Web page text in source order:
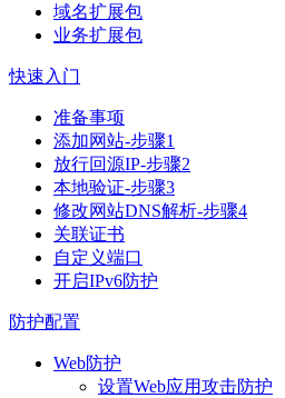
域名扩展包
业务扩展包
快速入门
准备事项
添加网站-步骤1
放行回源IP-步骤2
本地验证-步骤3
修改网站DNS解析-步骤4
关联证书
自定义端口
开启IPv6防护
防护配置
Web防护
设置Web应用攻击防护